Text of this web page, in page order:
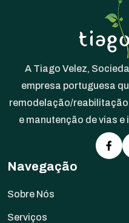
A Tiago Velez,
empresa portuguesa
remodelação/
e manutenção de vias
Navegação
Sobre Nós
Serviços